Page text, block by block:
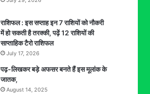
राशिफल : इस सप्ताह इन 7 राशियों को नौकरी
में हो सकती है तरक्की, पढ़ें 12 राशियों की
साप्ताहिक टैरो राशिफल
July 17, 2026
पढ़-लिखकर बड़े अफसर बनते हैं इस मूलांक के
जातक,
August 14, 2025